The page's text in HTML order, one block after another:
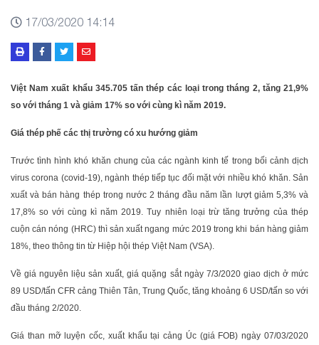
17/03/2020 14:14
Việt Nam xuất khẩu 345.705 tấn thép các loại trong tháng 2, tăng 21,9%
so với tháng 1 và giảm 17% so với cùng kì năm 2019.
Giá thép phế các thị trường có xu hướng giảm
Trước tình hình khó khăn chung của các ngành kinh tế trong bối cảnh dịch
virus corona (covid-19), ngành thép tiếp tục đối mặt với nhiều khó khăn. Sản
xuất và bán hàng thép trong nước 2 tháng đầu năm lần lượt giảm 5,3% và
17,8% so với cùng kì năm 2019. Tuy nhiên loại trừ tăng trưởng của thép
cuộn cán nóng (HRC) thì sản xuất ngang mức 2019 trong khi bán hàng giảm
18%, theo thông tin từ Hiệp hội thép Việt Nam (VSA).
Về giá nguyên liệu sản xuất, giá quặng sắt ngày 7/3/2020 giao dịch ở mức
89 USD/tấn CFR cảng Thiên Tân, Trung Quốc, tăng khoảng 6 USD/tấn so với
đầu tháng 2/2020.
Giá than mỡ luyện cốc, xuất khẩu tại cảng Úc (giá FOB) ngày 07/03/2020